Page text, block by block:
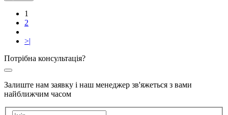
1
2
>|
Потрібна консультація?
Залиште нам заявку і наш менеджер зв'яжеться з вами
найближчим часом